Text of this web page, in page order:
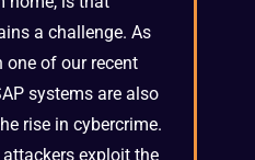
a challenge. As
one of our recent
systems are also
rise in cybercrime.
exploit the